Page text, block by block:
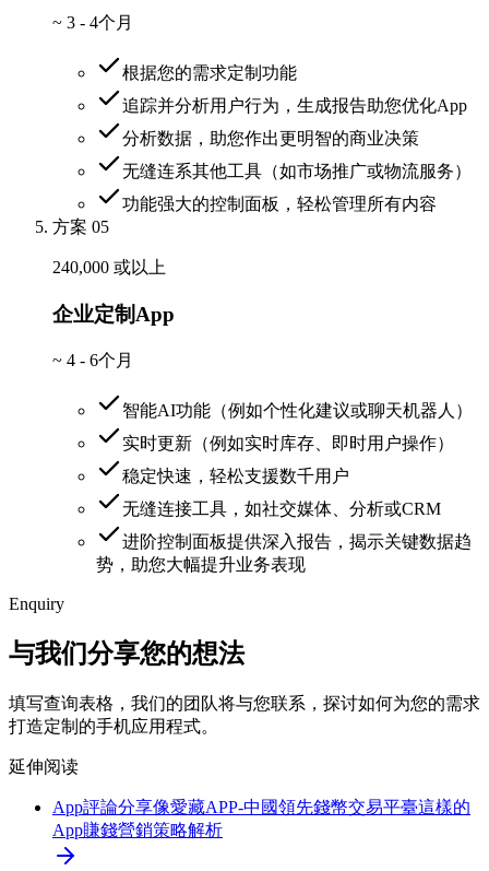
~ 3 - 4个月
根据您的需求定制功能
追踪并分析用户行为，生成报告助您优化App
分析数据，助您作出更明智的商业决策
无缝连系其他工具（如市场推广或物流服务）
功能强大的控制面板，轻松管理所有内容
方案 05
240,000 或以上
企业定制App
~ 4 - 6个月
智能AI功能（例如个性化建议或聊天机器人）
实时更新（例如实时库存、即时用户操作）
稳定快速，轻松支援数千用户
无缝连接工具，如社交媒体、分析或CRM
进阶控制面板提供深入报告，揭示关键数据趋
势，助您大幅提升业务表现
Enquiry
与我们分享您的想法
填写查询表格，我们的团队将与您联系，探讨如何为您的需求
打造定制的手机应用程式。
延伸阅读
App評論分享像愛藏APP-中國領先錢幣交易平臺這樣的
App賺錢營銷策略解析